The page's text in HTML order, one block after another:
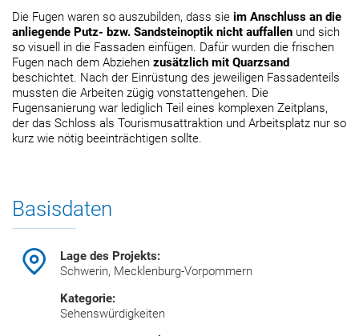
Die Fugen waren so auszubilden, dass sie im Anschluss an die
anliegende Putz- bzw. Sandsteinoptik nicht auffallen und sich
so visuell in die Fassaden einfügen. Dafür wurden die frischen
Fugen nach dem Abziehen zusätzlich mit Quarzsand
beschichtet. Nach der Einrüstung des jeweiligen Fassadenteils
mussten die Arbeiten zügig vonstattengehen. Die
Fugensanierung war lediglich Teil eines komplexen Zeitplans,
der das Schloss als Tourismusattraktion und Arbeitsplatz nur so
kurz wie nötig beeinträchtigen sollte.
Basisdaten
Lage des Projekts:
Schwerin, Mecklenburg-Vorpommern
Kategorie:
Sehenswürdigkeiten